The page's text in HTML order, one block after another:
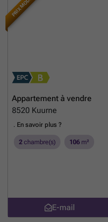
zich verschillende supermarkten
Daarnaast is er elke
het concept van Smart Houses.
bezoek? Contacteer
?
Appartement à vendre
8520 Kuurne
. En savoir plus ?
2 chambre(s) 106 m²
E-mail